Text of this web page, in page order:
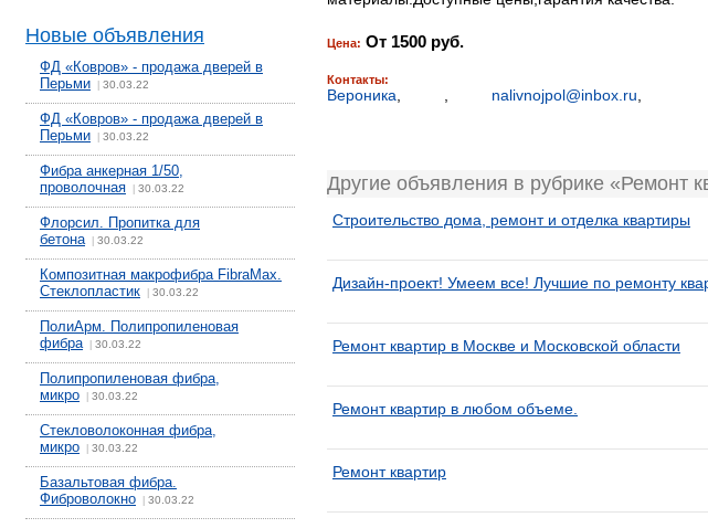
Новые объявления
ФД «Ковров» - продажа дверей в
Перьми
30.03.22
ФД «Ковров» - продажа дверей в
Перьми
30.03.22
Фибра анкерная 1/50,
проволочная
30.03.22
Флорсил. Пропитка для
бетона| 30.03.22
Композитная макрофибра FibraMax.
Стеклопластик
30.03.22
ПолиАрм. Полипропиленовая
фибра| 30.03.22
Полипропиленовая фибра,
микро
30.03.22
Стекловолоконная фибра,
микро
30.03.22
Базальтовая фибра.
Фиброволокно
30.03.22
Цена: От 1500 руб.
Контакты:
Вероника nalivnojpol@inbox.ru
Другие объявления в рубрике «Ремонт
Строительство дома, ремонт и отделка квартиры
Дизайн-проект! Умеем все! Лучшие по ремонту
Ремонт квартир в Москве и Московской области
Ремонт квартир в любом объеме.
Ремонт квартир